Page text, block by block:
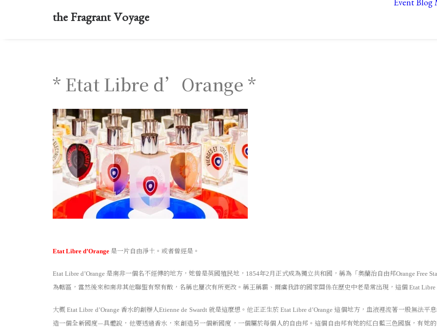
the Fragrant Voyage
Event Blog
* Etat Libre d’Orange *
Etat Libre d’Orange 是一片自由淨土。或者曾經是。
Etat Libre d’Orange 是南非一個名不經傳的地方，她曾是英國殖民地， 1854年2月正式成為獨立共和國，稱為「奧蘭治自由邦Orange Free
為轄區，當然後來和南非其他聯盟有聚有散，名稱也屢次有所更改。稱王稱霸、爾虞我詐的國家關係在歷史中老是常出現，這個 Etat Libre
大概Etat Libre d’Orange 香水的創辦人Etienne de Swardt 就是這麼想。他正正生於Etat Libre d’Orange 這個地方，血液裡流著一股無法平
造一個全新國度—具體說，他要透過香水，來創造另一個新國度，一個屬於每個人的自由邦。這個自由邦有她的紅白藍三色國旗，有她